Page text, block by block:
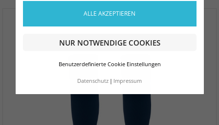
ALLE AKZEPTIEREN
NUR NOTWENDIGE COOKIES
Benutzerdefinierte Cookie Einstellungen
Datenschutz Impressum